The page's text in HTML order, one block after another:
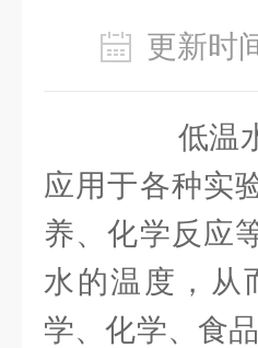
更新
低温水
应用于各种实
养、化学反应
水的温度，从
学、化学、食